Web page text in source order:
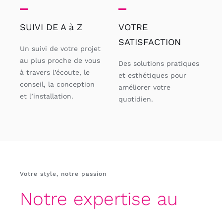
SUIVI DE A à Z
Un suivi de votre projet
au plus proche de vous
à travers l’écoute, le
conseil, la conception
et l’installation.
VOTRE
SATISFACTION
Des solutions pratiques
et esthétiques pour
améliorer votre
quotidien.
Votre style, notre passion
Notre expertise au